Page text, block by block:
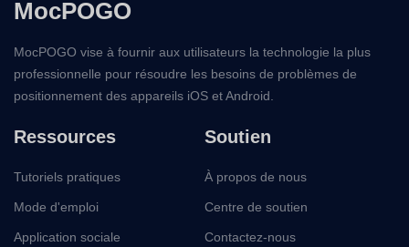
MocPOGO
MocPOGO vise à fournir aux utilisateurs la technologie la plus
professionnelle pour résoudre les besoins de problèmes de
positionnement des appareils iOS et Android.
Ressources
Tutoriels pratiques
Mode d'emploi
Application sociale
Soutien
À propos de nous
Centre de soutien
Contactez-nous